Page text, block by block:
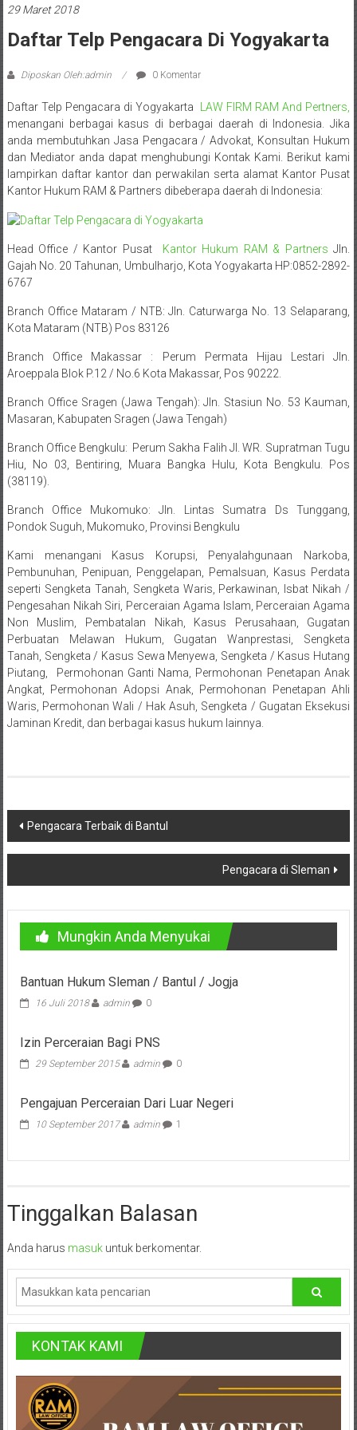
Bantul,
Wonosari,
Wates,
Klaten,
Magelang,
Solo,
Semarang,
Jakarta,
Bali,
Surabaya,
Surakarta,
Sukoharjo,
Mungkid,
Purworejo,
Daerah
Istimewa
Yogyakarta,
Makassar,
Denpasar,
Salatiga,
Ungaran,
Pontianak,
Bandung,
Pekanbaru,
Bengkulu,
Gunung
Kidul,
Progo,
Jakarta
Pusat,
Tanggerang,
Purworejo,
Kebumen,
Tasikmalaya,
Purwodadi,
Wonogiri,
Pacitan,
Palembang,
Bandar
29 Maret 2018
Daftar Telp Pengacara Di Yogyakarta
Diposkan Oleh:admin 0 Komentar
Daftar Telp Pengacara di Yogyakarta LAW FIRM RAM And Pertners,
menangani berbagai kasus di berbagai daerah di Indonesia. Jika
anda membutuhkan Jasa Pengacara / Advokat, Konsultan Hukum
dan Mediator anda dapat menghubungi Kontak Kami. Berikut kami
lampirkan daftar kantor dan perwakilan serta alamat Kantor Pusat
Kantor Hukum RAM & Partners dibeberapa daerah di Indonesia:
Head Office / Kantor Pusat Kantor Hukum RAM & Partners Jln.
Gajah No. 20 Tahunan, Umbulharjo, Kota Yogyakarta HP:0852-2892-
6767
Branch Office Mataram / NTB: Jln. Caturwarga No. 13 Selaparang,
Kota Mataram (NTB) Pos 83126
Branch Office Makassar : Perum Permata Hijau Lestari Jln.
Aroeppala Blok P.12 / No.6 Kota Makassar, Pos 90222.
Branch Office Sragen (Jawa Tengah): Jln. Stasiun No. 53 Kauman,
Masaran, Kabupaten Sragen (Jawa Tengah)
Branch Office Bengkulu: Perum Sakha Falih Jl. WR. Supratman Tugu
Hiu, No 03, Bentiring, Muara Bangka Hulu, Kota Bengkulu. Pos
(38119).
Branch Office Mukomuko: Jln. Lintas Sumatra Ds Tunggang,
Pondok Suguh, Mukomuko, Provinsi Bengkulu
Kami menangani Kasus Korupsi, Penyalahgunaan Narkoba,
Pembunuhan, Penipuan, Penggelapan, Pemalsuan, Kasus Perdata
seperti Sengketa Tanah, Sengketa Waris, Perkawinan, Isbat Nikah /
Pengesahan Nikah Siri, Perceraian Agama Islam, Perceraian Agama
Non Muslim, Pembatalan Nikah, Kasus Perusahaan, Gugatan
Perbuatan Melawan Hukum, Gugatan Wanprestasi, Sengketa
Tanah, Sengketa / Kasus Sewa Menyewa, Sengketa / Kasus Hutang
Piutang, Permohonan Ganti Nama, Permohonan Penetapan Anak
Angkat, Permohonan Adopsi Anak, Permohonan Penetapan Ahli
Waris, Permohonan Wali / Hak Asuh, Sengketa / Gugatan Eksekusi
Jaminan Kredit, dan berbagai kasus hukum lainnya.
Navigasi
pos
Pengacara Terbaik di Bantul
Pengacara di Sleman
Mungkin Anda Menyukai
Bantuan Hukum Sleman / Bantul / Jogja
16 Juli 2018 admin 0
Izin Perceraian Bagi PNS
29 September 2015 admin 0
Pengajuan Perceraian Dari Luar Negeri
10 September 2017 admin 1
Tinggalkan Balasan
Anda harus masukuntuk berkomentar.
KONTAK KAMI